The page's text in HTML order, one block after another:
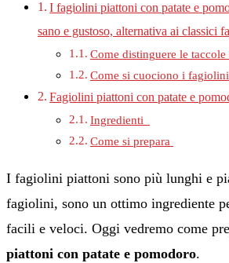
I fagiolini piattoni con patate e
sano e gustoso, alternativa ai classici
Come distinguere le
Come si cuociono i
Fagiolini piattoni con patate e
Ingredienti
Come si prepara
I fagiolini piattoni sono più lunghi e
fagiolini, sono un ottimo ingrediente
facili e veloci. Oggi vedremo come
piattoni con patate e pomodoro.